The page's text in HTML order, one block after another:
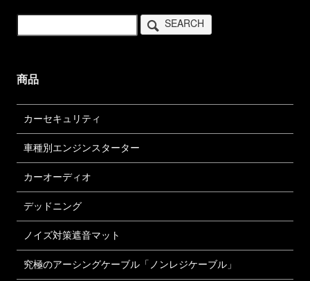
SEARCH
商品
カーセキュリティ
車種別エンジンスターター
カーオーディオ
デッドニング
ノイズ対策遮音マット
究極のアーシングケーブル「ノンレジケーブル」